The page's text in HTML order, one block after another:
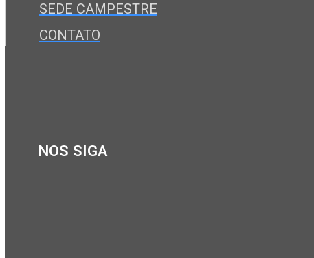
SEDE CAMPESTRE
CONTATO
NOS SIGA